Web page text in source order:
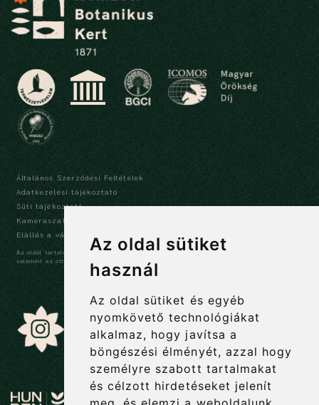
Az oldal sütiket
használ
Az oldal sütiket és egyéb
nyomkövető technológiákat
alkalmaz, hogy javítsa a
böngészési élményét, azzal hogy
személyre szabott tartalmakat
és célzott hirdetéseket jelenít
Általános Szerződési Feltételek
Adatkezelési tájékoztató
Süti tájékoztató
Kameraszabályzat és tájékoztató
Elállás a vásárlástól
Az oldal tartalma szerzői jogi védelem alatt áll, a tartalmak idézése során a forrás,
valamint az ott megjelölt szerző megnevezése kötelező -